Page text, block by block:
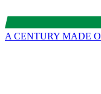
A CENTURY MADE